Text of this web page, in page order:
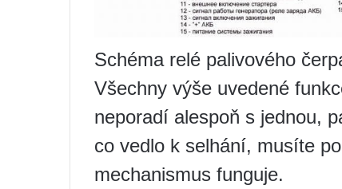
Schéma relé palivového
Všechny výše uvedené
neporadí alespoň s jednou,
co vedlo k selhání, musíte
mechanismus funguje.